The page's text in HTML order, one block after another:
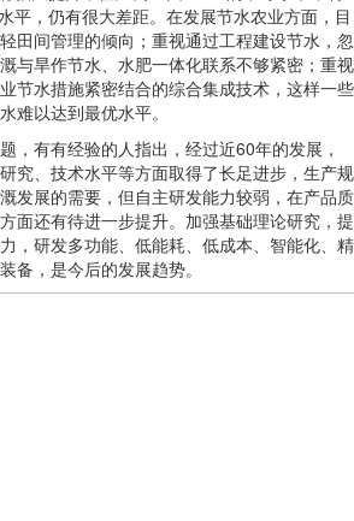
平，仍有很大差距。在发展节水农业方面，目
田间管理的倾向；重视通过工程建设节水，忽
与旱作节水、水肥一体化联系不够紧密；重视
节水措施紧密结合的综合集成技术，这样一些
难以达到最优水平。
有有经验的人指出，经过近60年的发展，
究、技术水平等方面取得了长足进步，生产规
发展的需要，但自主研发能力较弱，在产品质
面还有待进一步提升。加强基础理论研究，提
，研发多功能、低能耗、低成本、智能化、精
备，是今后的发展趋势。